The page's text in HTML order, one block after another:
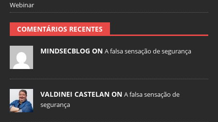
Webinar
COMENTÁRIOS RECENTES
MINDSECBLOG ON A falsa sensação de segurança
VALDINEI CASTELAN ON A falsa sensação de
segurança